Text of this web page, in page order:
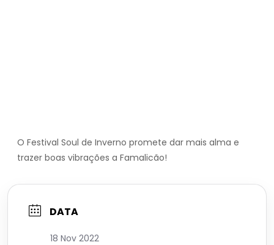
O Festival Soul de Inverno promete dar mais alma e
trazer boas vibrações a Famalicão!
DATA
18 Nov 2022